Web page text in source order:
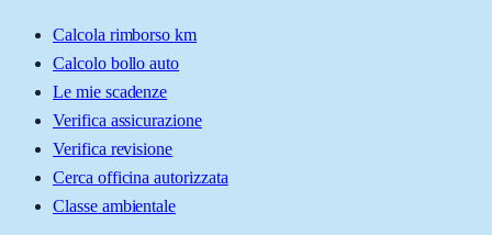
Calcola rimborso km
Calcolo bollo auto
Le mie scadenze
Verifica assicurazione
Verifica revisione
Cerca officina autorizzata
Classe ambientale